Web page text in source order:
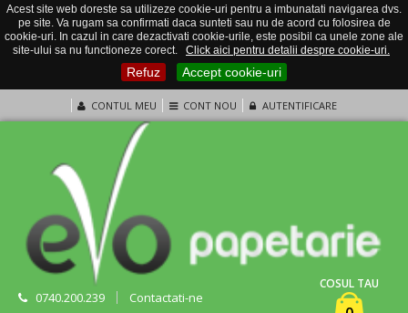
Acest site web doreste sa utilizeze cookie-uri pentru a imbunatati navigarea dvs.
pe site. Va rugam sa confirmati daca sunteti sau nu de acord cu folosirea de
cookie-uri. In cazul in care dezactivati cookie-urile, este posibil ca unele zone ale
site-ului sa nu functioneze corect.
Click aici pentru detalii despre cookie-uri.
Refuz Accept cookie-uri
CONTUL MEU CONT NOU AUTENTIFICARE
0740.200.239 Contactati-ne
COSUL TAU